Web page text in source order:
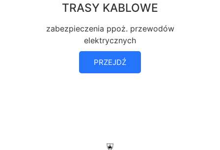
TRASY KABLOWE
zabezpieczenia ppoż. przewodów
elektrycznych
PRZEJDŹ